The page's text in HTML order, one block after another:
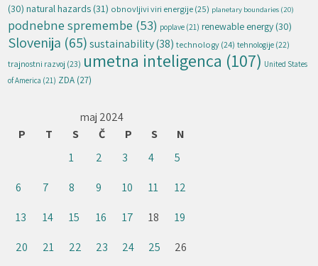
(30) natural hazards (31) obnovljivi viri energije(25) planetary boundaries (20)
podnebne spremembe (53) poplave (21) renewable energy (30)
Slovenija (65) sustainability(38) technology(24) tehnologije (22)
trajnostni razvoj (23) umetna inteligenca (107) United States
of America (21) ZDA (27)
maj 2024
P
T S Č P S
N
1
2 3 4
5
6
7 8 9 10 11
12
13
14 15 16 17 18
19
20
21 22 23 24 25 26